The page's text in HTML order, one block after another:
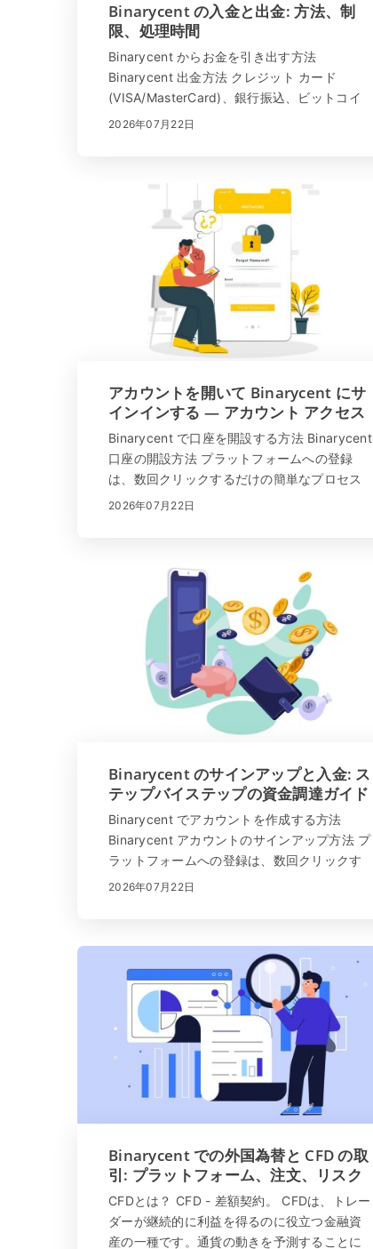
Binarycent の入金と出金: 方法、制
限、処理時間
Binarycent からお金を引き出す方法
Binarycent 出金方法 クレジット カード
(VISA/MasterCard)、銀行振込、ビットコイ
ン、イーサリアム、ライトコイン、アルトコ
2026年07月22日
アカウントを開いて Binarycent にサ
インインする — アカウント アクセス
の手順
Binarycent で口座を開設する方法 Binarycent
口座の開設方法 プラットフォームへの登録
は、数回クリックするだけの簡単なプロセス
です。 「サインアップ」をクリックするか、
2026年07月22日
Binarycent のサインアップと入金: ス
テップバイステップの資金調達ガイド
Binarycent でアカウントを作成する方法
Binarycent アカウントのサインアップ方法 プ
ラットフォームへの登録は、数回クリックす
るだけの簡単なプロセスです。 「サインアッ
2026年07月22日
Binarycent での外国為替と CFD の取
引: プラットフォーム、注文、リスク
管理
CFDとは？ CFD - 差額契約。 CFDは、トレー
ダーが継続的に利益を得るのに役立つ金融資
産の一種です。通貨の動きを予測することに